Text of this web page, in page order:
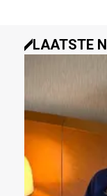
LAATSTE